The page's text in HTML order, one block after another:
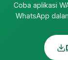
Coba aplikasi
WhatsApp